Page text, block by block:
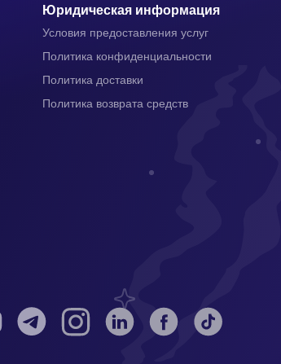
Юридическая информация
Условия предоставления услуг
Политика конфиденциальности
Политика доставки
Политика возврата средств